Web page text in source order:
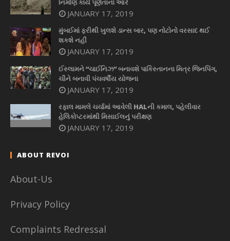
નિર્માણ કાર્ય પૂર્ણતાના આરે
JANUARY 17, 2019
મુંબઈમાં ફરીથી ખુલશે ડાન્સ બાર, પણ નોટોનો વરસાદ થઈ
શકશે નહીં
JANUARY 17, 2019
ઈસ્લામને “ચાઈનિઝ” બનાવશે પાકિસ્તાનના મિત્ર જિનપિંગ,
ચીને બનાવી પંચવર્ષીય યોજના
JANUARY 17, 2019
રફાલ મામલે ચર્ચામાં આવેલી HALની કમાલ, પહેલીવાર
હેલિકોપ્ટરમાંથી મિસાઈલનું પરીક્ષણ
JANUARY 17, 2019
ABOUT REVOI
About-Us
Privacy Policy
Complaints Redressal